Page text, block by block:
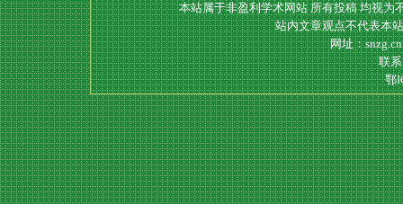
本站属于非盈利学术网站 所有投稿 均视为
站内文章观点不代表本
网址：
联
鄂